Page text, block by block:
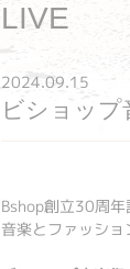
LIVE
2024.09.15
ビショップ
Bshop創立30周年
音楽とファッシ